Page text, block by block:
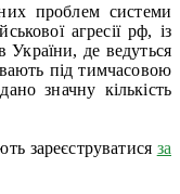
проблем системи
агресії рф, із
України, де ведуться
під тимчасовою
значну кількість
зареєструватися за